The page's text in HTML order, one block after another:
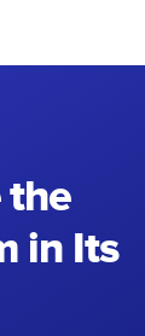
the
in Its